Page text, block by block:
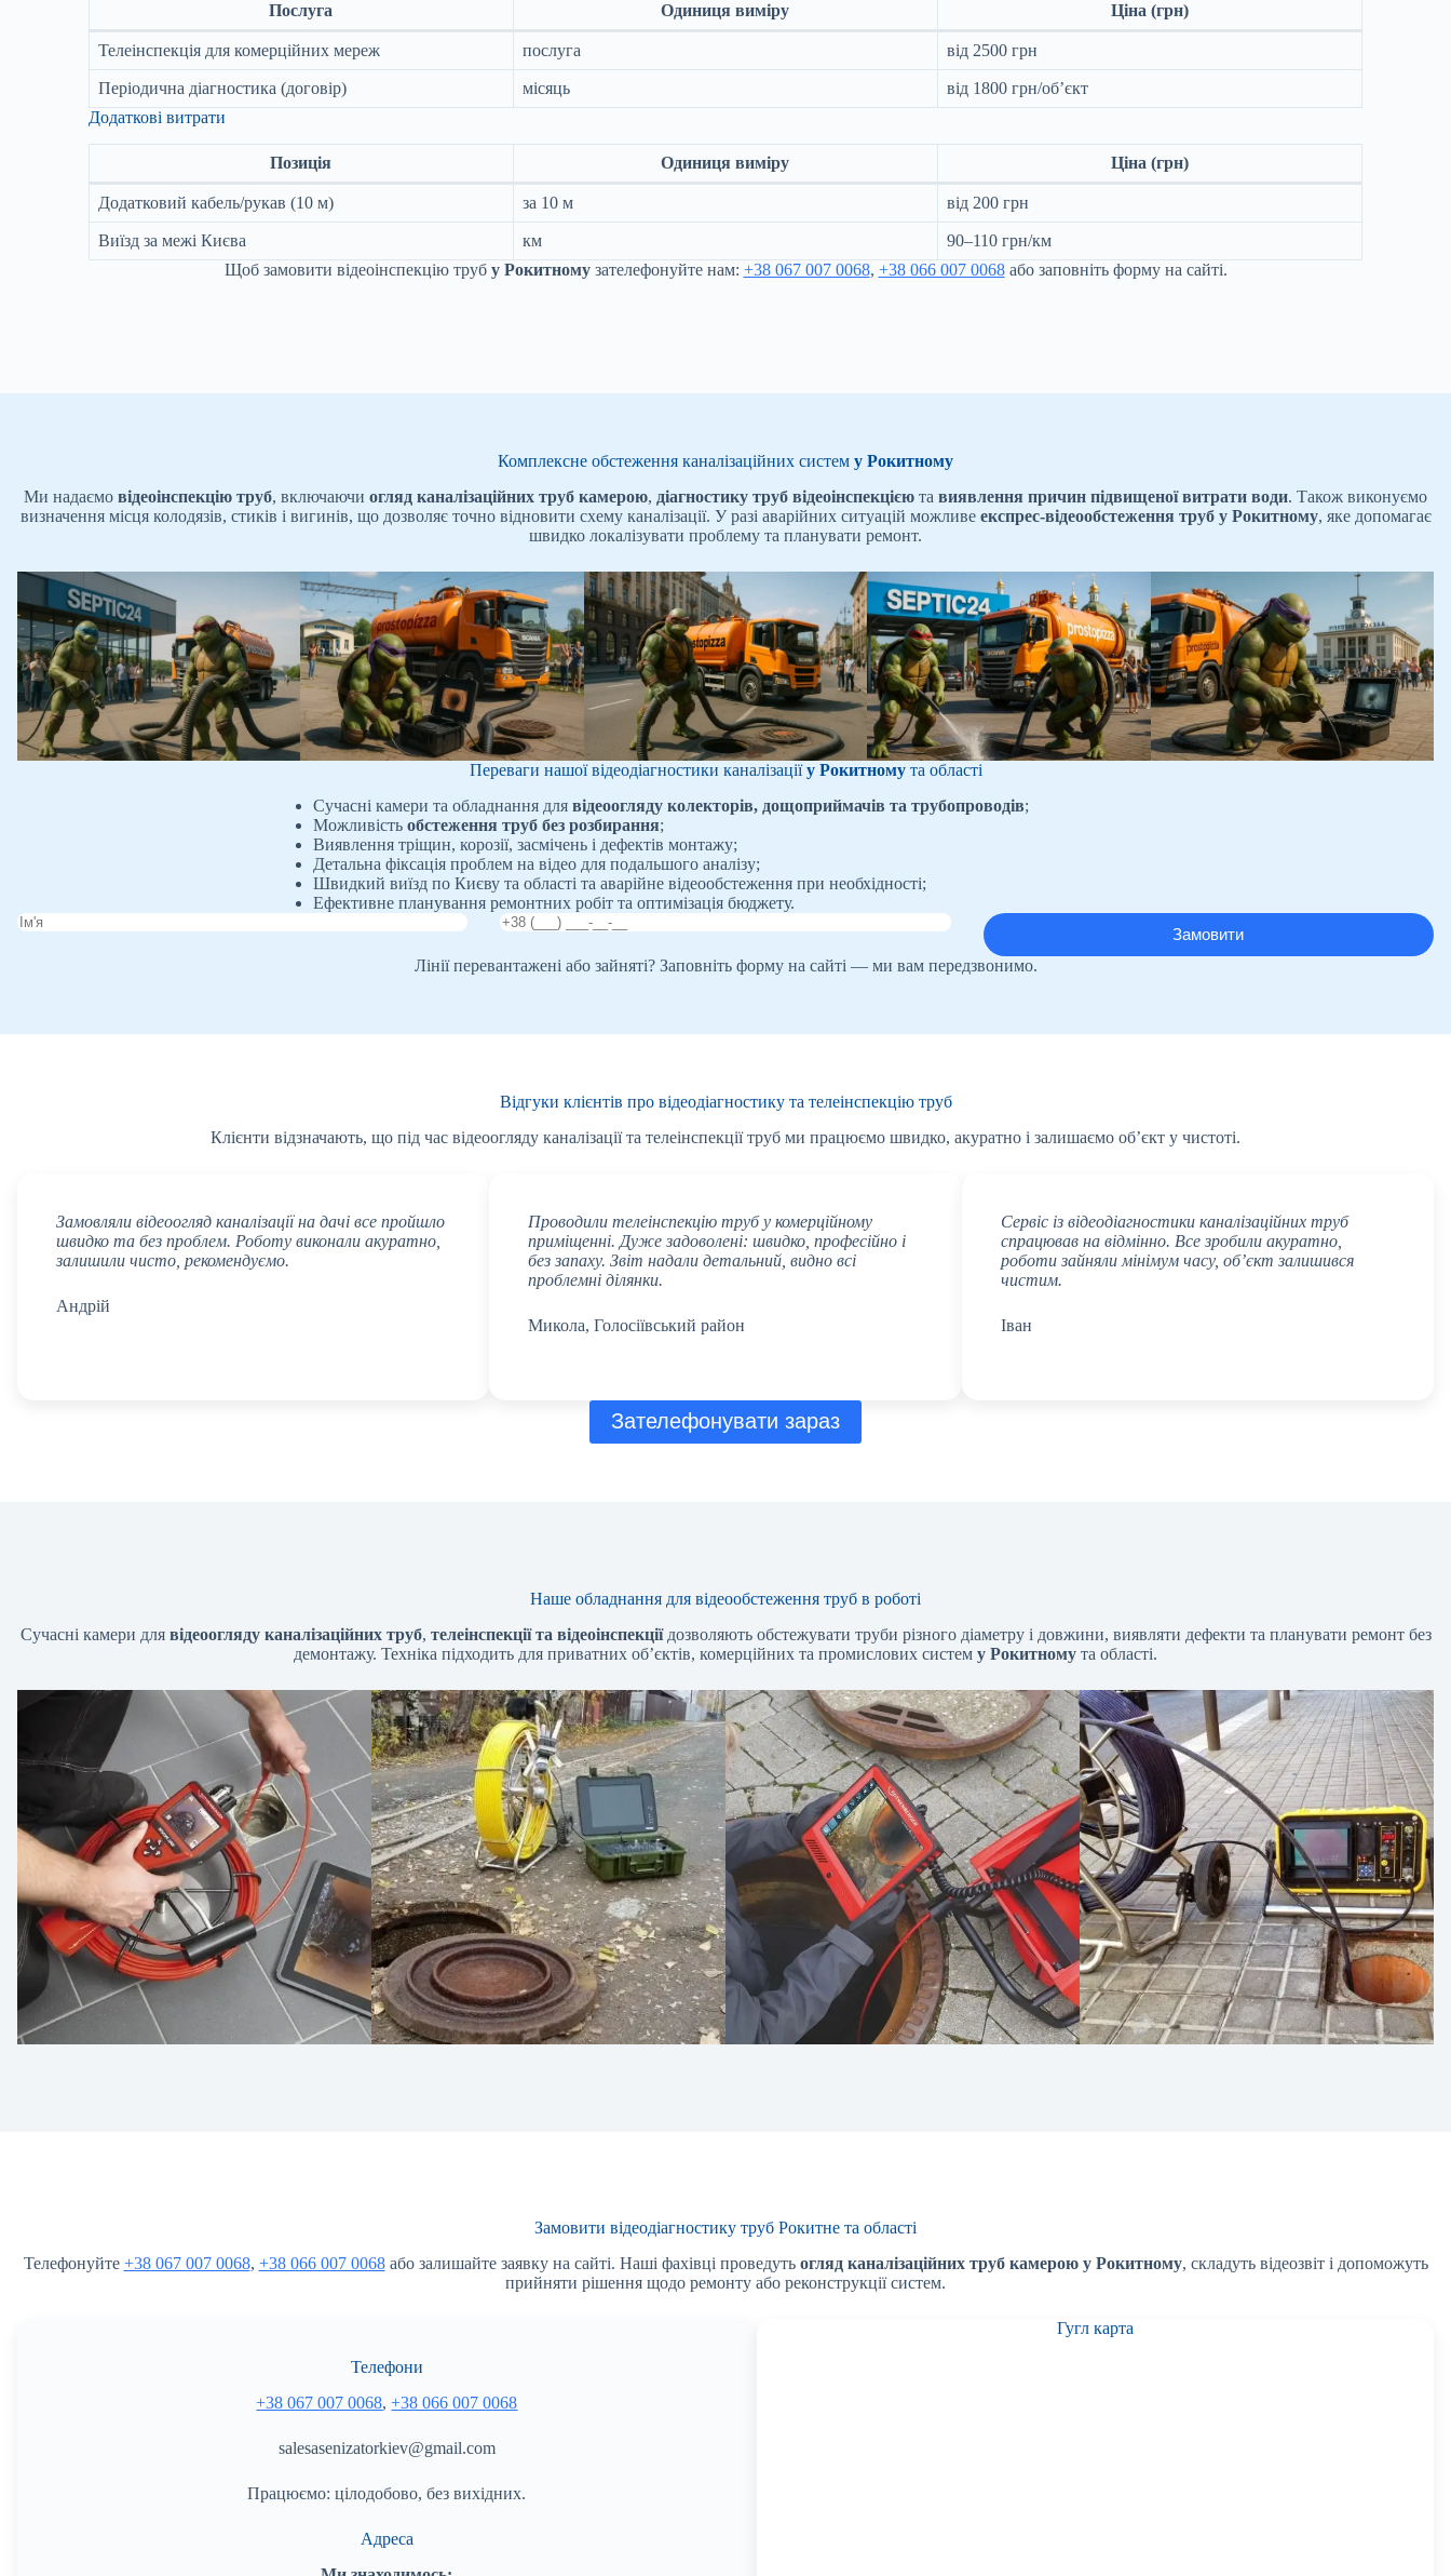
Послуга Одиниця виміру Ціна (грн)
Телеінспекція для комерційних мереж послуга від 2500 грн
Періодична діагностика (договір) місяць
від 1800 грн/об’єкт
Додаткові витрати
Позиція Одиниця виміру Ціна (грн)
Додатковий кабель/рукав (10 м) за 10 м від 200 грн
Виїзд за межі Києва км
90–110 грн/км
Щоб замовити відеоінспекцію труб у Рокитномузателефонуйте нам: +38 067 007 0068, +38 066 007 0068або заповніть форму на сайті.
Комплексне обстеження каналізаційних систем у Рокитному
Ми надаємо відеоінспекцію труб, включаючи огляд каналізаційних труб камерою, діагностику труб відеоінспекцією та виявлення причин підвищеної витрати води. Також виконуємо
визначення місця колодязів, стиків і вигинів, що дозволяє точно відновити схему каналізації. У разі аварійних ситуацій можливе експрес-відеообстеження труб у Рокитному, яке допомагає
швидко локалізувати проблему та планувати ремонт.
Переваги нашої відеодіагностики каналізаціїу Рокитномута області
Сучасні камери та обладнання длявідеоогляду колекторів, дощоприймачів та трубопроводів;
Можливістьобстеження труб без розбирання;
Виявлення тріщин, корозії, засмічень і дефектів монтажу;
Детальна фіксація проблем на відео для подальшого аналізу;
Швидкий виїзд по Києву та області та аварійне відеообстеження при необхідності;
Ефективне планування ремонтних робіт та оптимізація бюджету.
Лінії перевантажені або зайняті? Заповніть форму на сайті — ми вам передзвонимо.
Відгуки клієнтів про відеодіагностику та телеінспекцію труб
Клієнти відзначають, що під час відеоогляду каналізації та телеінспекції труб ми працюємо швидко, акуратно і залишаємо об’єкт у чистоті.
Замовляли відеоогляд каналізації на дачі все пройшло
швидко та без проблем. Роботу виконали акуратно,
залишили чисто, рекомендуємо.
Андрій
Проводили телеінспекцію труб у комерційному
приміщенні. Дуже задоволені: швидко, професійно і
без запаху. Звіт надали детальний, видно всі
проблемні ділянки.
Микола, Голосіївський район
Сервіс із відеодіагностики каналізаційних труб
спрацював на відмінно. Все зробили акуратно,
роботи зайняли мінімум часу, об’єкт залишився
чистим.
Іван
Зателефонувати зараз
Наше обладнання для відеообстеження труб в роботі
Сучасні камери для відеоогляду каналізаційних труб, телеінспекції та відеоінспекціїдозволяють обстежувати труби різного діаметру і довжини, виявляти дефекти та планувати ремонт без
демонтажу. Техніка підходить для приватних об’єктів, комерційних та промислових систем у Рокитному та області.
Замовити відеодіагностику труб Рокитне та області
Телефонуйте +38 067 007 0068, +38 066 007 0068або залишайте заявку на сайті. Наші фахівці проведуть огляд каналізаційних труб камерою у Рокитному, складуть відеозвіт і допоможуть
прийняти рішення щодо ремонту або реконструкції систем.
Телефони
+38 067 007 0068,+38 066 007 0068
salesasenizatorkiev@gmail.com
Працюємо: цілодобово, без вихідних.
Адреса
Гугл карта